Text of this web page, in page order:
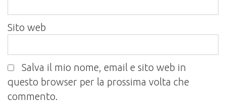
Sito web
Salva il mio nome, email e sito web in
questo browser per la prossima volta che
commento.